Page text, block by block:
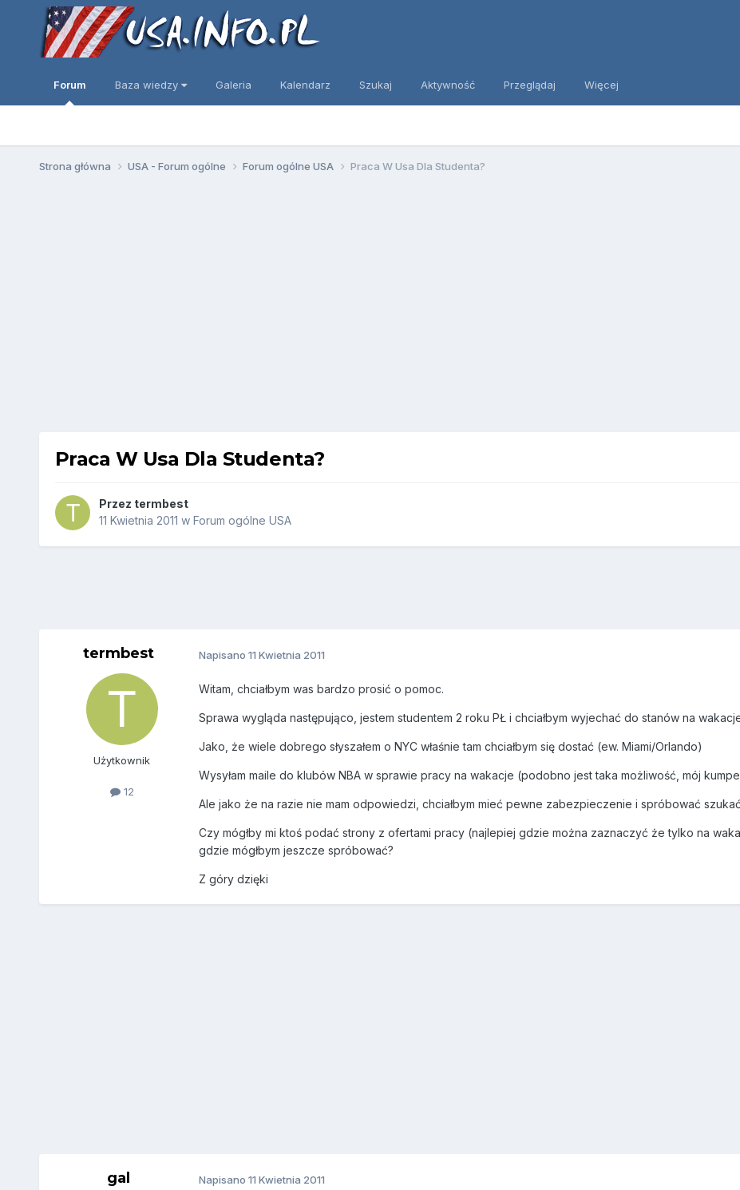
Forum Baza wiedzy Galeria Kalendarz Szukaj Aktywność Przeglądaj Więcej
Strona główna USA - Forum ogólne Forum ogólne USA Praca W Usa Dla Studenta?
Praca W Usa Dla Studenta?
Przez termbest
11 Kwietnia 2011 w Forum ogólne USA
termbest
Użytkownik
12
Napisano 11 Kwietnia 2011
Witam, chciałbym was bardzo prosić o pomoc.
Sprawa wygląda następująco, jestem studentem 2 roku PŁ i chciałbym wyjechać do stanów na
Jako, że wiele dobrego słyszałem o NYC właśnie tam chciałbym się dostać (ew. Miami/Orlando)
Wysyłam maile do klubów NBA w sprawie pracy na wakacje (podobno jest taka możliwość, mój
Ale jako że na razie nie mam odpowiedzi, chciałbym mieć pewne zabezpieczenie i spróbować
Czy mógłby mi ktoś podać strony z ofertami pracy (najlepiej gdzie można zaznaczyć że tylko na
gdzie mógłbym jeszcze spróbować?
Z góry dzięki
gal Napisano 11 Kwietnia 2011